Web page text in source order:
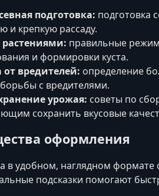
подготовка: подготовка
и крепкую рассаду.
растениями: правильные
и формировки куста.
вредителей: определение
с вредителями.
урожая: советы по
сохранить вкусовые
оформления
в удобном, наглядном
подсказки помогают